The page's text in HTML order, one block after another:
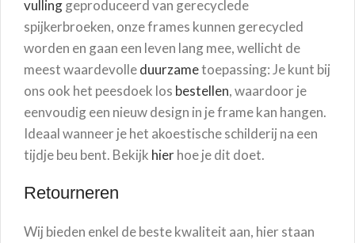
vullinggeproduceerd van gerecyclede
spijkerbroeken, onze frames kunnen gerecycled
worden en gaan een leven lang mee, wellicht de
meest waardevolleduurzametoepassing: Je kunt bij
ons ook het peesdoek los bestellen, waardoor je
eenvoudig een nieuw design in je frame kan hangen.
Ideaal wanneer je het akoestische schilderij na een
tijdje beu bent. Bekijk hierhoe je dit doet.
Retourneren
Wij bieden enkel de beste kwaliteit aan, hier staan